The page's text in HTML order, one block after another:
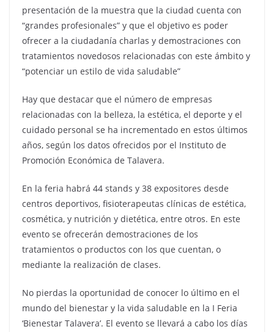
presentación de la muestra que la ciudad cuenta con
“grandes profesionales” y que el objetivo es poder
ofrecer a la ciudadanía charlas y demostraciones con
tratamientos novedosos relacionadas con este ámbito y
“potenciar un estilo de vida saludable”
Hay que destacar que el número de empresas
relacionadas con la belleza, la estética, el deporte y el
cuidado personal se ha incrementado en estos últimos
años, según los datos ofrecidos por el Instituto de
Promoción Económica de Talavera.
En la feria habrá 44 stands y 38 expositores desde
centros deportivos, fisioterapeutas clínicas de estética,
cosmética, y nutrición y dietética, entre otros. En este
evento se ofrecerán demostraciones de los
tratamientos o productos con los que cuentan, o
mediante la realización de clases.
No pierdas la oportunidad de conocer lo último en el
mundo del bienestar y la vida saludable en la I Feria
‘Bienestar Talavera’. El evento se llevará a cabo los días